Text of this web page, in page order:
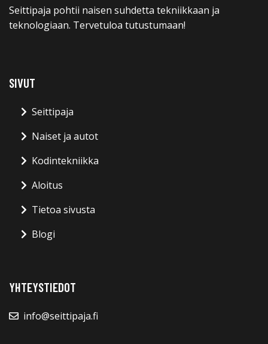
Seittipaja pohtii naisen suhdetta tekniikkaan ja
teknologiaan. Tervetuloa tutustumaan!
SIVUT
Seittipaja
Naiset ja autot
Kodintekniikka
Aloitus
Tietoa sivusta
Blogi
YHTEYSTIEDOT
info@seittipaja.fi